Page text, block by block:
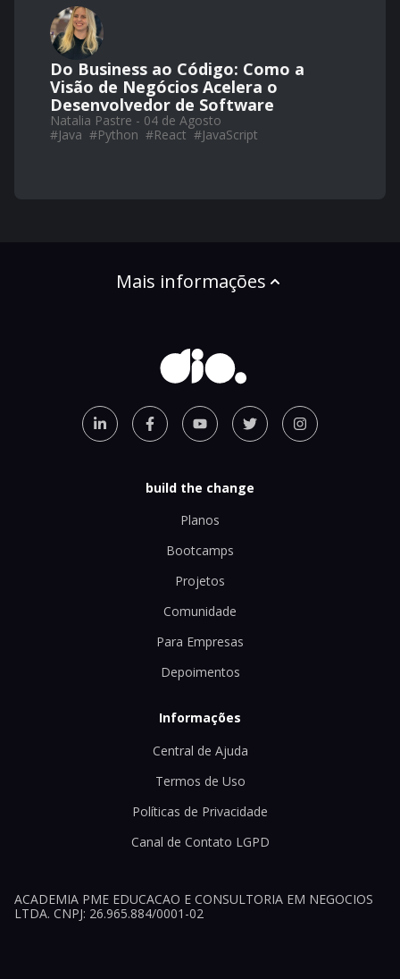
Do Business ao Código: Como a
Visão de Negócios Acelera o
Desenvolvedor de Software
Natalia Pastre - 04 de Agosto
#Java #Python #React #JavaScript
Mais informações
build the change
Planos
Bootcamps
Projetos
Comunidade
Para Empresas
Depoimentos
Informações
Central de Ajuda
Termos de Uso
Políticas de Privacidade
Canal de Contato LGPD
ACADEMIA PME EDUCACAO E CONSULTORIA EM NEGOCIOS
LTDA. CNPJ: 26.965.884/0001-02